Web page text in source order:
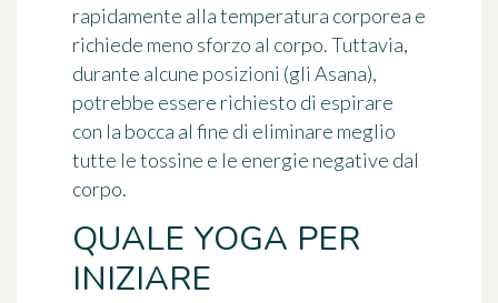
rapidamente alla temperatura corporea e
richiede meno sforzo al corpo. Tuttavia,
durante alcune posizioni (gli Asana),
potrebbe essere richiesto di espirare
con la bocca al fine di eliminare meglio
tutte le tossine e le energie negative dal
corpo.
QUALE YOGA PER
INIZIARE